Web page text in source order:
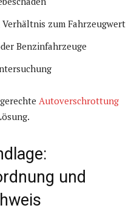
zum Fahrzeugwert
Benzinfahrzeuge
Autoverschrottung
und